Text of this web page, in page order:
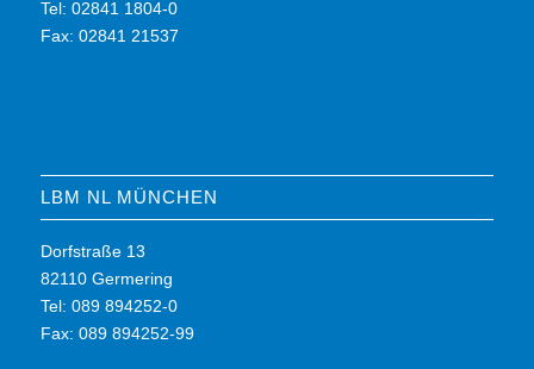
Tel: 02841 1804-0
Fax: 02841 21537
LBM NL MÜNCHEN
Dorfstraße 13
82110 Germering
Tel: 089 894252-0
Fax: 089 894252-99